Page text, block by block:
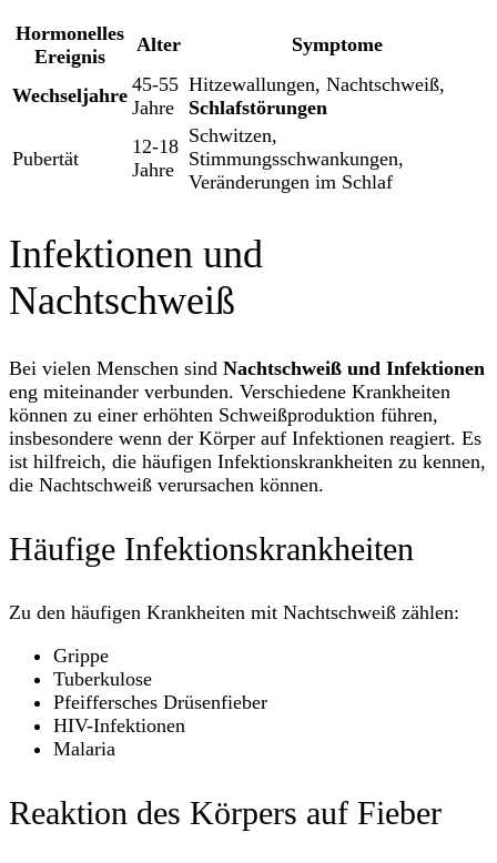
Hormonelles
Ereignis
Alter Symptome
Wechseljahre 45-55
Jahre
Hitzewallungen, Nachtschweiß,
Schlafstörungen
Pubertät
12-18
Jahre
Schwitzen,
Stimmungsschwankungen,
Veränderungen im Schlaf
Infektionen und
Nachtschweiß
Bei vielen Menschen sind Nachtschweiß und Infektionen
eng miteinander verbunden. Verschiedene Krankheiten
können zu einer erhöhten Schweißproduktion führen,
insbesondere wenn der Körper auf Infektionen reagiert. Es
ist hilfreich, die häufigen Infektionskrankheiten zu kennen,
die Nachtschweiß verursachen können.
Häufige Infektionskrankheiten
Zu den häufigen Krankheiten mit Nachtschweiß zählen:
Grippe
Tuberkulose
Pfeiffersches Drüsenfieber
HIV-Infektionen
Malaria
Reaktion des Körpers auf Fieber